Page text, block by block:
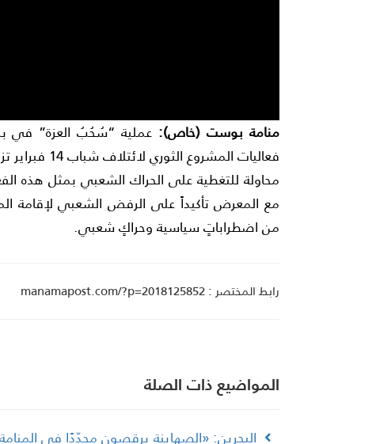
منامة بوست (خاص): عملية “سُحُبُ العزة” في
فعاليات
محاولة للتغطية على الحراك الشعبي بمثل هذه
مع المعرض تأكيداً على الرفض الشعبي لإقامة
من اضطراباتٍ سياسية وحراكٍ شعبي.
رابط المختصر : manamapost.com/?p=2018125852
المواضیع ذات الصلة
البحرين: «الصهاينة يرقصون مجدّدًا في